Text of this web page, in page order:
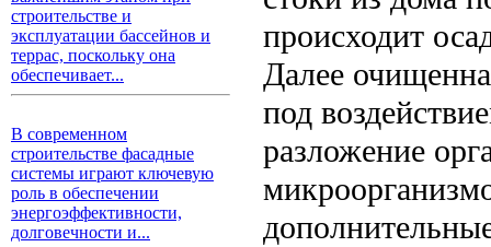
строительстве и
эксплуатации бассейнов и
террас, поскольку она
обеспечивает...
В современном
строительстве фасадные
системы играют ключевую
роль в обеспечении
энергоэффективности,
долговечности и...
происходит
Далее
под
разложение